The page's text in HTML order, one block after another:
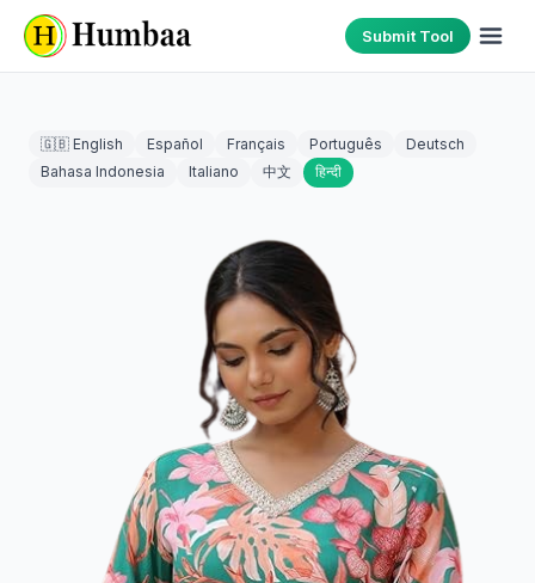
Submit Tool
🇬🇧 English Español Français Português
Deutsch
Bahasa Indonesia
Italiano 中文 हिन्दी